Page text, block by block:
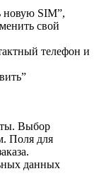
новую SIM”,
свой
телефон и
Выбор
Поля для
данных